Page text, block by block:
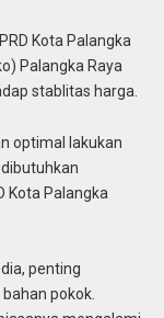
Kota Palangka
Palangka Raya
stablitas harga.
optimal lakukan
Kota Palangka
penting
pokok.